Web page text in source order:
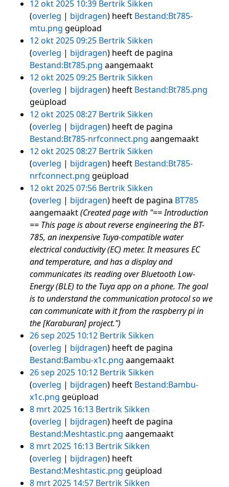
12 okt 2025 10:39 Bertrik Sikken
overleg
bijdragen heeft Bestand:Bt785-
mtu.png geüpload
12 okt 2025 09:25 Bertrik Sikken
overleg
bijdragen heeft de pagina
Bestand:Bt785.png aangemaakt
12 okt 2025 09:25 Bertrik Sikken
overleg
bijdragen heeft Bestand:Bt785.png
geüpload
12 okt 2025 08:27 Bertrik Sikken
overleg
bijdragen heeft de pagina
Bestand:Bt785-nrfconnect.png aangemaakt
12 okt 2025 08:27 Bertrik Sikken
overleg
bijdragen heeft Bestand:Bt785-
nrfconnect.png geüpload
12 okt 2025 07:56 Bertrik Sikken
overleg
bijdragen heeft de pagina BT785
aangemaakt(Created page with "== Introduction
== This page is about reverse engineering the BT-
785, an inexpensive Tuya-compatible water
electrical conductivity (EC) meter. It measures EC
and temperature, and has a display and
communicates its reading over Bluetooth Low-
Energy (BLE) to the Tuya app on a phone. The goal
is to understand the communication protocol so we
can communicate with it from the raspberry pi in
the [Karaburan] project.")
26 sep 2025 10:12 Bertrik Sikken
overleg
bijdragen heeft de pagina
Bestand:Bambu-x1c.png aangemaakt
26 sep 2025 10:12 Bertrik Sikken
overleg
bijdragen heeft Bestand:Bambu-
x1c.png geüpload
8 mrt 2025 16:13 Bertrik Sikken
overleg
bijdragen heeft de pagina
Bestand:Meshtastic.png aangemaakt
8 mrt 2025 16:13 Bertrik Sikken
overleg
bijdragen heeft
Bestand:Meshtastic.png geüpload
8 mrt 2025 14:57 Bertrik Sikken